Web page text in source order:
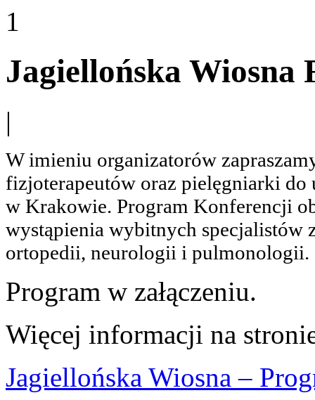
1
Jagiellońska Wiosna
|
W imieniu organizatorów
fizjoterapeutów oraz pielęgniarki do
w Krakowie. Program Konferencji
wystąpienia wybitnych
ortopedii, neurologii i pulmonologii.
Program w załączeniu.
Więcej informacji na
Jagiellońska Wiosna –